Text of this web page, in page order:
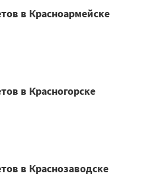
в Красноармейске
в Красногорске
в Краснозаводске